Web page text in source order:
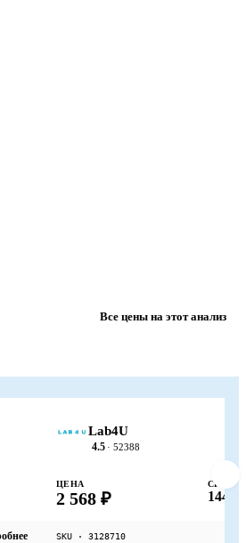
Все цены на этот анализ
Lab4U
4.5 · 52388
ЦЕНА
2 568 ₽
СРОК
144 ч
SKU · 3128710